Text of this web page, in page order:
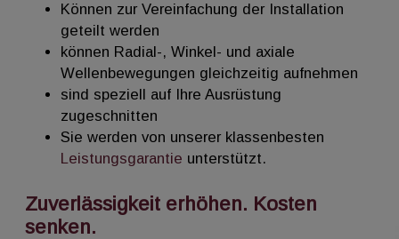
Können zur Vereinfachung der Installation
geteilt werden
können Radial-, Winkel- und axiale
Wellenbewegungen gleichzeitig aufnehmen
sind speziell auf Ihre Ausrüstung
zugeschnitten
Sie werden von unserer klassenbesten
Leistungsgarantie unterstützt.
Zuverlässigkeit erhöhen. Kosten
senken.